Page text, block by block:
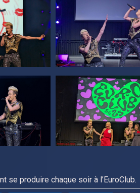
se produire chaque soir à l’EuroClub.